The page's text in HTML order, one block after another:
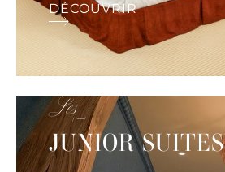
DÉCOUVRIR
Les
JUNIOR SUITES